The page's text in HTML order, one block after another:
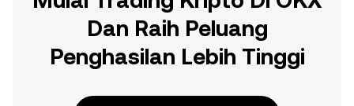
Dan Raih Peluang
Penghasilan Lebih Tinggi